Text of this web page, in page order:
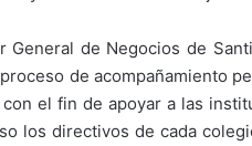
de Negocios de
de acompañamiento
el fin de apoyar a las
los directivos de cada